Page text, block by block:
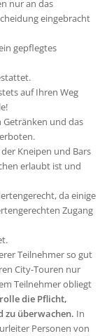
nur an das
eingebracht
gepflegtes
auf Ihren Weg
Getränken und das
Kneipen und Bars
erlaubt ist und
da einige
Zugang
Teilnehmer so gut
City-Touren nur
Teilnehmer obliegt
die Pflicht,
zu überwachen. In
Personen von